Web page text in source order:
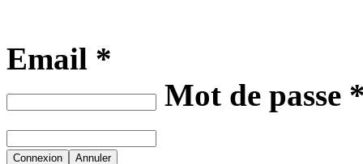
Email *
Mot de passe